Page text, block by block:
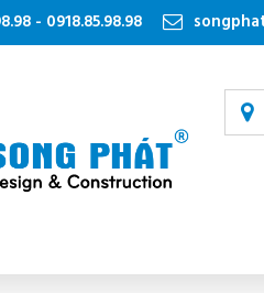
- 0918.85.98.98